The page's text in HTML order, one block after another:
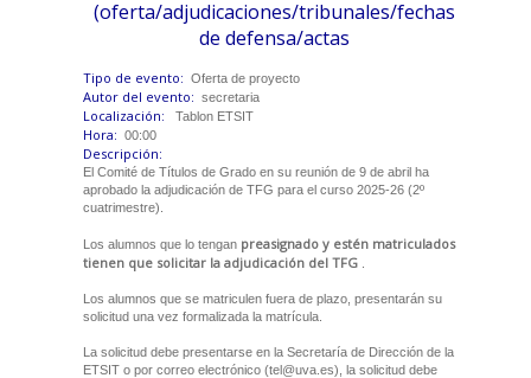
(oferta/adjudicaciones/tribunales/fechas
de defensa/actas
Tipo de evento: Oferta de proyecto
Autor del evento: secretaria
Localización: Tablon ETSIT
Hora: 00:00
Descripción:
El Comité de Títulos de Grado en su reunión de 9 de abril ha
aprobado la adjudicación de TFG para el curso 2025-26 (2º
cuatrimestre).
Los alumnos que lo tengan preasignado y estén matriculados
tienen que solicitar la adjudicación del TFG
Los alumnos que se matriculen fuera de plazo, presentarán su
solicitud una vez formalizada la matrícula.
La solicitud debe presentarse en la Secretaría de Dirección de la
ETSIT o por correo electrónico (tel@uva.es), la solicitud debe